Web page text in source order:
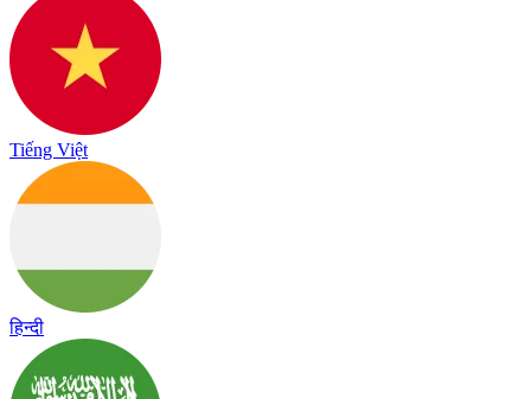
Tiếng Việt
हिन्दी